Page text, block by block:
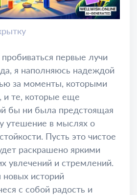
первые лучи
я наполняюсь надеждой
за моменты, которыми
и те, которые еще
бы ни была предстоящая
утешение в мыслях о
Пусть это чистое
раскрашено яркими
увлечений и стремлений.
историй
с собой радость и